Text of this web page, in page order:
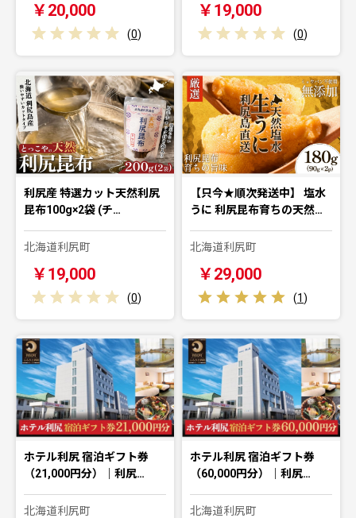
￥20,000
(0)
￥19,000
(0)
利尻産 特選カット天然利尻
昆布100g×2袋 (チ…
北海道利尻町
￥19,000
(0)
【只今★順次発送中】 塩水
うに 利尻昆布育ちの天然…
北海道利尻町
￥29,000
(1)
ホテル利尻 宿泊ギフト券
（21,000円分）｜利尻…
北海道利尻町
ホテル利尻 宿泊ギフト券
（60,000円分）｜利尻…
北海道利尻町